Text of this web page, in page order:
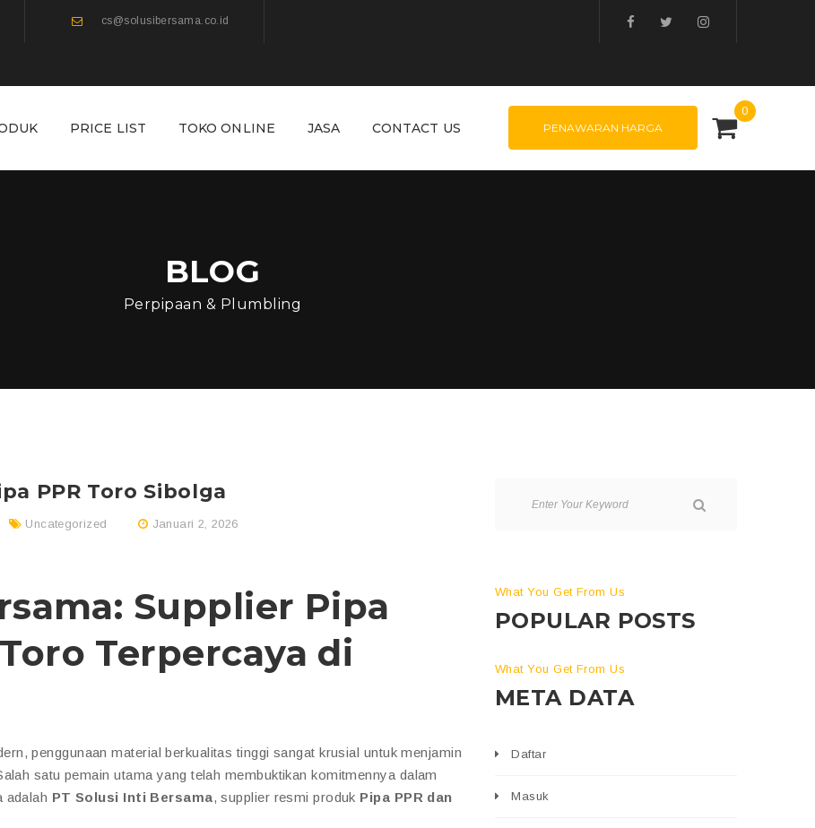
cs@solusibersama.co.id
PRICE LIST TOKO ONLINE JASA CONTACT US PENAWARAN HARGA
0
BLOG
Perpipaan & Plumbling
PPR Toro Sibolga
Uncategorized Januari 2, 2026
Supplier Pipa
Terpercaya di
penggunaan material berkualitas tinggi sangat krusial untuk menjamin
satu pemain utama yang telah membuktikan komitmennya dalam
adalah PT Solusi Inti Bersama, supplier resmi produk Pipa PPR dan
What You Get From Us
POPULAR POSTS
What You Get From Us
META DATA
Daftar
Masuk